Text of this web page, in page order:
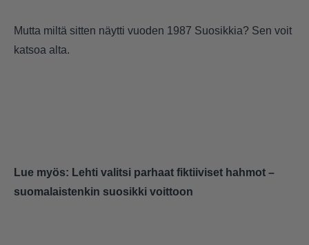
Mutta miltä sitten näytti vuoden 1987 Suosikkia? Sen voit
katsoa alta.
Lue myös: Lehti valitsi parhaat fiktiiviset hahmot –
suomalaistenkin suosikki voittoon